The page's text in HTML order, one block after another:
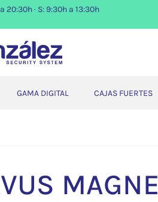
20:30h · S: 9:30h a 13:30h
GAMA DIGITAL CAJAS FUERTES